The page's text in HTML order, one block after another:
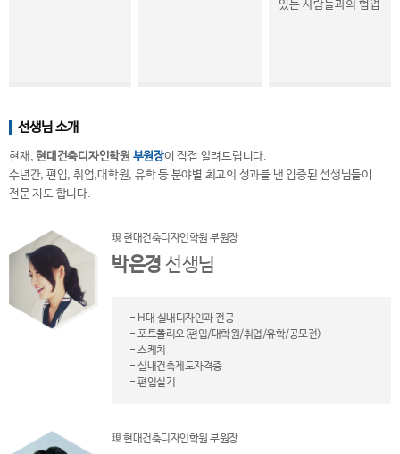
있는 사람들과의 협업
선생님 소개
현재, 현대건축디자인학원 부원장이 직접 알려드립니다.
수년간, 편입, 취업,대학원, 유학 등 분야별 최고의 성과를 낸 입증된 선생님들이
전문 지도 합니다.
現 현대건축디자인학원 부원장
박은경 선생님
- H대 실내디자인과 전공
- 포트폴리오(편입/대학원/취업/유학/공모전)
- 스케치
- 실내건축제도자격증
- 편입실기
現 현대건축디자인학원 부원장